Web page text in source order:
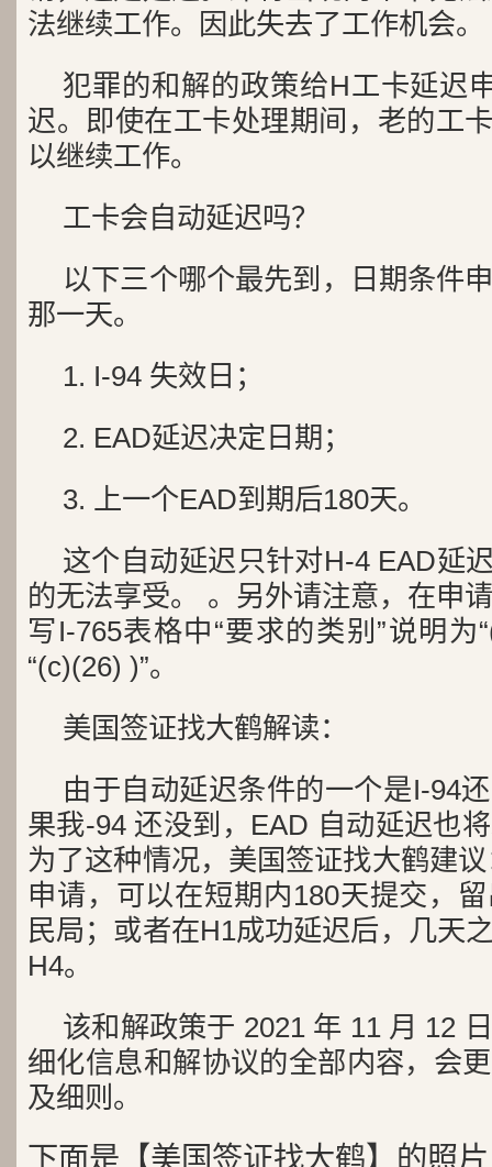
法继续工作。因此失去了工作机会。
犯罪的和解的政策给H工卡延迟
迟。即使在工卡处理期间，老的工
以继续工作。
工卡会自动延迟吗？
以下三个哪个最先到，日期条件
那一天。
1. I-94 失效日；
2. EAD延迟决定日期；
3. 上一个EAD到期后180天。
这个自动延迟只针对H-4 EAD延
的无法享受。 。另外请注意，在申
写I-765表格中“要求的类别”说明为
“(c)(26) )”。
美国签证找大鹤解读：
由于自动延迟条件的一个是I-94
果我-94 还没到，EAD 自动延迟也
为了这种情况，美国签证找大鹤建
申请，可以在短期内180天提交，
民局；或者在H1成功延迟后，几天
H4。
该和解政策于 2021 年 11 月 12
细化信息和解协议的全部内容，会
及细则。
下面是【美国签证找大鹤】的照片